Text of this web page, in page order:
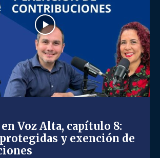
Voz Alta, capítulo 8:
y exención de